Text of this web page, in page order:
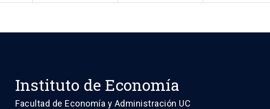
Instituto de Economía
Facultad de Economía y Administración UC